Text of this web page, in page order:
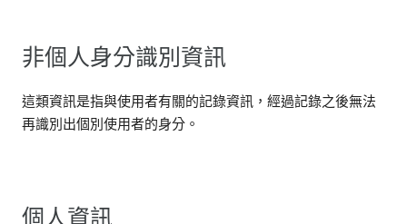
非個人身分識別資訊
這類資訊是指與使用者有關的記錄資訊，經過記錄之後無法
再識別出個別使用者的身分。
個人資訊